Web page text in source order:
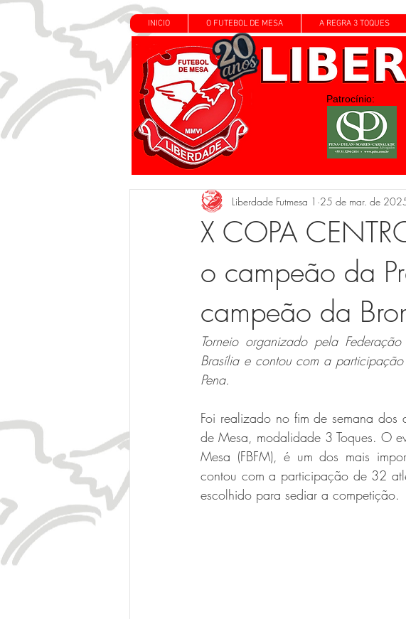
INICIO O FUTEBOL DE MESA A REGRA 3 TOQUES
Patrocínio:
X COPA
o campeão da
campeão da
Liberdade Futmesa 1 25 de mar. de
Torneio organizado pela
Brasília e contou com a
Pena.
Foi realizado no fim de semana
de Mesa, modalidade 3 Toques. O
Mesa (FBFM), é um dos mais
contou com a participação de 32
escolhido para sediar a competição.